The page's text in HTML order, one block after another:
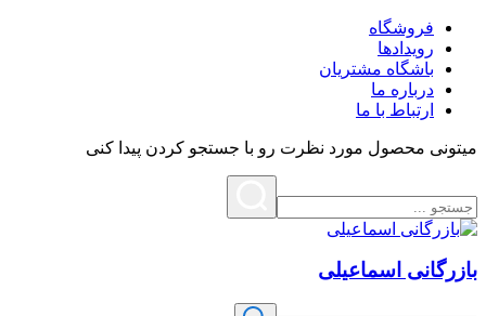
فروشگاه
رویدادها
باشگاه مشتریان
درباره ما
ارتباط با ما
میتونی محصول مورد نظرت رو با جستجو کردن پیدا کنی
بازرگانی اسماعیلی